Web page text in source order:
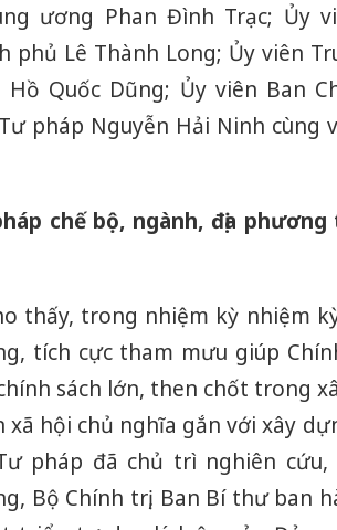
ương Phan Đình Trạc; Ủy
phủ Lê Thành Long; Ủy viên
Quốc Dũng; Ủy viên Ban
pháp Nguyễn Hải Ninh cùng
chế bộ, ngành, địa phương
thấy, trong nhiệm kỳ nhiệm
tích cực tham mưu giúp
sách lớn, then chốt trong
hội chủ nghĩa gắn với xây
pháp đã chủ trì nghiên
Bộ Chính trị, Ban Bí thư ban